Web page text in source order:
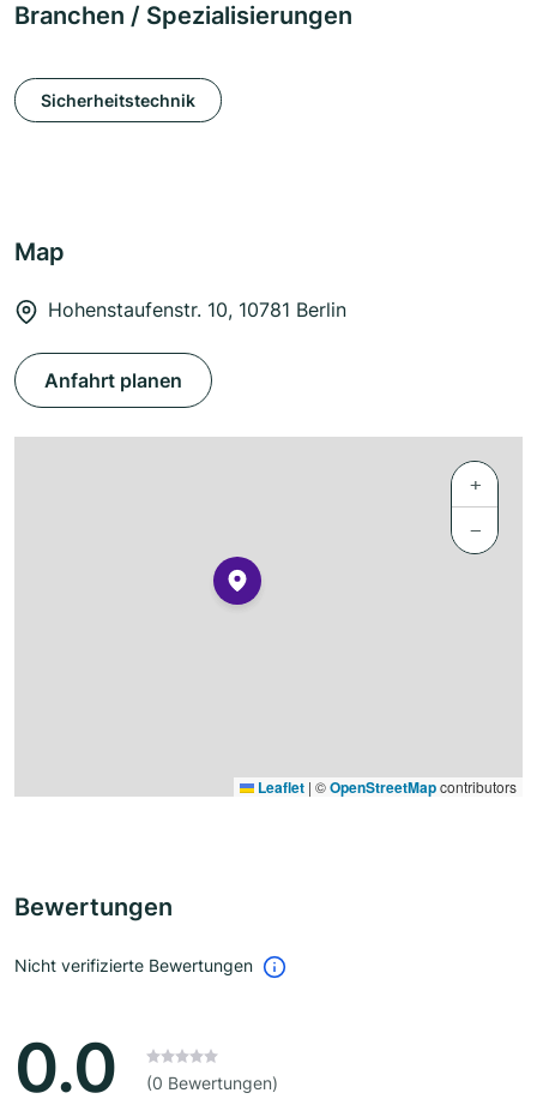
Branchen / Spezialisierungen
Sicherheitstechnik
Map
Hohenstaufenstr. 10, 10781 Berlin
Anfahrt planen
+
−
Leaflet | ©OpenStreetMapcontributors
Bewertungen
Nicht verifizierte Bewertungen
0.0 (0 Bewertungen)